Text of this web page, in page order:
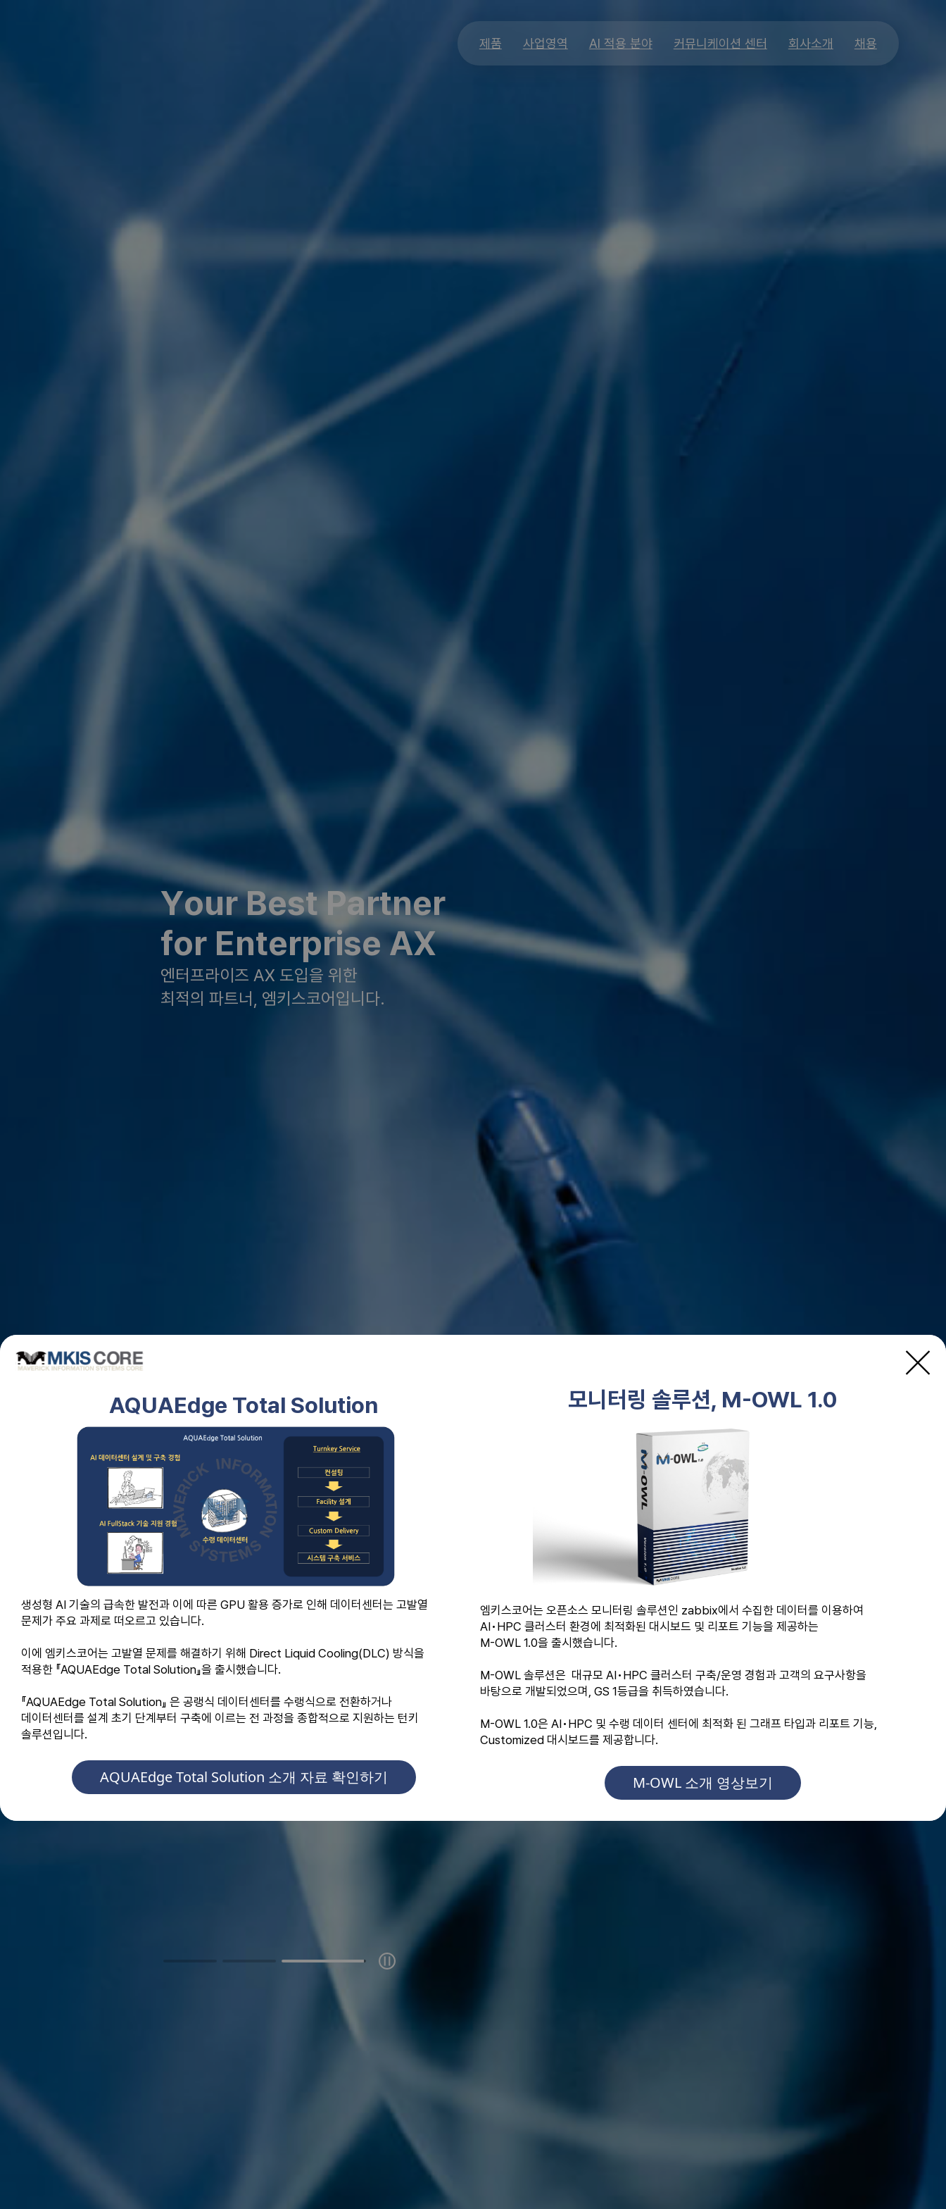
제품 사업영역 AI 적용 분야 커뮤니케이션 센터 회사소개 채용
YourBestPartner
for Enterprise AX
엔터프라이즈 AX 도입을 위한
최적의 파트너, 엠키스코어입니다.
AQUAEdge Total Solution
생성형 AI 기술의 급속한 발전과 이에 따른 GPU 활용 증가로 인해 데이터센터는 고발열
문제가 주요 과제로 떠오르고 있습니다.
이에 엠키스코어는 고발열 문제를 해결하기 위해 Direct Liquid Cooling(DLC) 방식을
적용한 『AQUAEdge Total Solution』을 출시했습니다.
『AQUAEdge Total Solution』 은 공랭식 데이터센터를 수랭식으로 전환하거나
데이터센터를 설계 초기 단계부터 구축에 이르는 전 과정을 종합적으로 지원하는 턴키
솔루션입니다.
모니터링 솔루션, M-OWL 1.0
엠키스코어는 오픈소스 모니터링 솔루션인 zabbix에서 수집한 데이터를 이용하여
AI•HPC 클러스터 환경에 최적화된 대시보드 및 리포트 기능을 제공하는
M-OWL 1.0을 출시했습니다.
M-OWL 솔루션은 대규모 AI•HPC 클러스터 구축/운영 경험과 고객의 요구사항을
바탕으로 개발되었으며, GS 1등급을 취득하였습니다.
M-OWL 1.0은 AI•HPC 및 수랭 데이터 센터에 최적화 된 그래프 타입과 리포트 기능,
Customized 대시보드를 제공합니다.